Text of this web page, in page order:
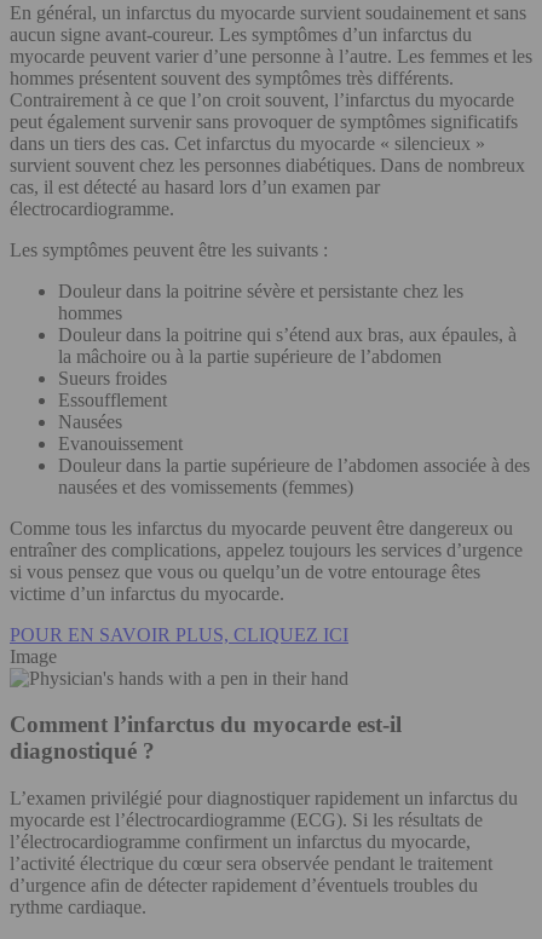
En général, un infarctus du myocarde survient soudainement et sans
aucun signe avant-coureur. Les symptômes d’un infarctus du
myocarde peuvent varier d’une personne à l’autre. Les femmes et les
hommes présentent souvent des symptômes très différents.
Contrairement à ce que l’on croit souvent, l’infarctus du myocarde
peut également survenir sans provoquer de symptômes significatifs
dans un tiers des cas. Cet infarctus du myocarde « silencieux »
survient souvent chez les personnes diabétiques. Dans de nombreux
cas, il est détecté au hasard lors d’un examen par
électrocardiogramme.
Les symptômes peuvent être les suivants :
Douleur dans la poitrine sévère et persistante chez les
hommes
Douleur dans la poitrine qui s’étend aux bras, aux épaules, à
la mâchoire ou à la partie supérieure de l’abdomen
Sueurs froides
Essoufflement
Nausées
Evanouissement
Douleur dans la partie supérieure de l’abdomen associée à des
nausées et des vomissements (femmes)
Comme tous les infarctus du myocarde peuvent être dangereux ou
entraîner des complications, appelez toujours les services d’urgence
si vous pensez que vous ou quelqu’un de votre entourage êtes
victime d’un infarctus du myocarde.
POUR EN SAVOIR PLUS, CLIQUEZ ICI
Image
Comment l’infarctus du myocarde est-il
diagnostiqué ?
L’examen privilégié pour diagnostiquer rapidement un infarctus du
myocarde est l’électrocardiogramme (ECG). Si les résultats de
l’électrocardiogramme confirment un infarctus du myocarde,
l’activité électrique du cœur sera observée pendant le traitement
d’urgence afin de détecter rapidement d’éventuels troubles du
rythme cardiaque.